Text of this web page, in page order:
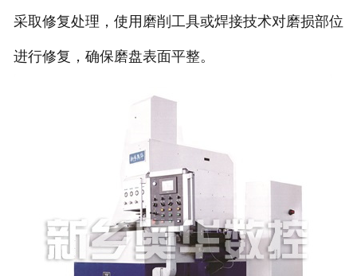
采取修复处理，使用磨削工具或焊接技术对磨损部位
进行修复，确保磨盘表面平整。